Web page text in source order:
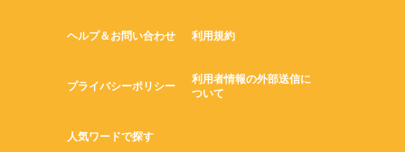
ヘルプ＆お問い合わせ 利用規約
プライバシーポリシー
利用者情報の外部送信に
ついて
人気ワードで探す